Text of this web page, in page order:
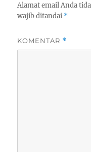
Alamat email Anda
wajib ditandai *
KOMENTAR *